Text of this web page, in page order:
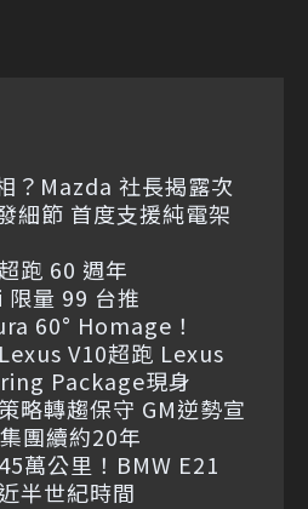
？Mazda 社長揭露次
細節 首度支援純電架
跑 60 週年
量 99 台推
60° Homage！
V10超跑 Lexus
Package現身
略轉趨保守 GM逆勢宣
團續約20年
萬公里！BMW E21
半世紀時間